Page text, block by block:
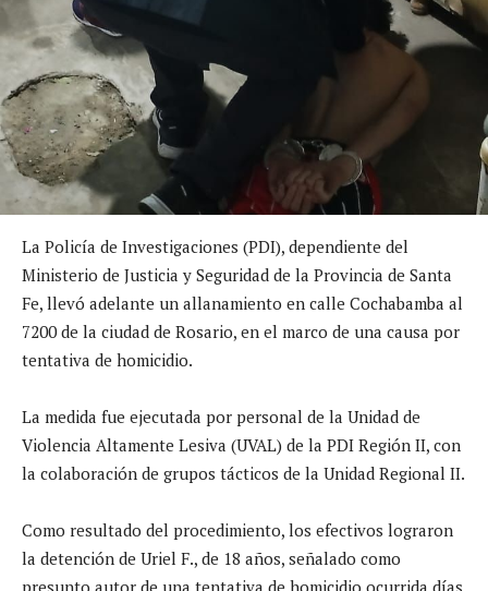
La Policía de Investigaciones (PDI), dependiente del
Ministerio de Justicia y Seguridad de la Provincia de Santa
Fe, llevó adelante un allanamiento en calle Cochabamba al
7200 de la ciudad de Rosario, en el marco de una causa por
tentativa de homicidio.
La medida fue ejecutada por personal de la Unidad de
Violencia Altamente Lesiva (UVAL) de la PDI Región II, con
la colaboración de grupos tácticos de la Unidad Regional II.
Como resultado del procedimiento, los efectivos lograron
la detención de Uriel F., de 18 años, señalado como
presunto autor de una tentativa de homicidio ocurrida días